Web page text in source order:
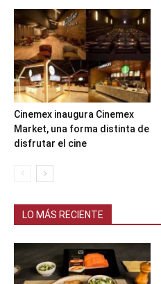
Cinemex inaugura Cinemex
Market, una forma distinta de
disfrutar el cine
LO MÁS RECIENTE